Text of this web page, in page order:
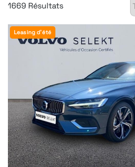
1669 Résultats
Leasing d'été